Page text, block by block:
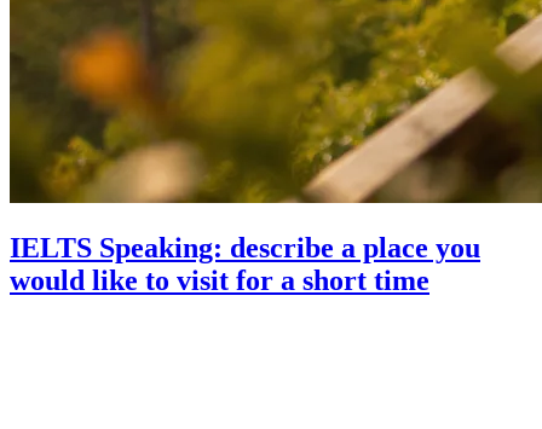
IELTS Speaking: describe a place you
would like to visit for a short time